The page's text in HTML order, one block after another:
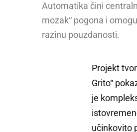
Automatika čini
mozak“ pogona i
razinu pouzdanosti.
Projekt
Grito“
je
učinkovito